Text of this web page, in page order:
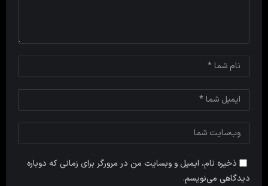
ذخیره نام، ایمیل و وبسایت من در مرورگر برای زمانی که دوباره
دیدگاهی می‌نویسم.